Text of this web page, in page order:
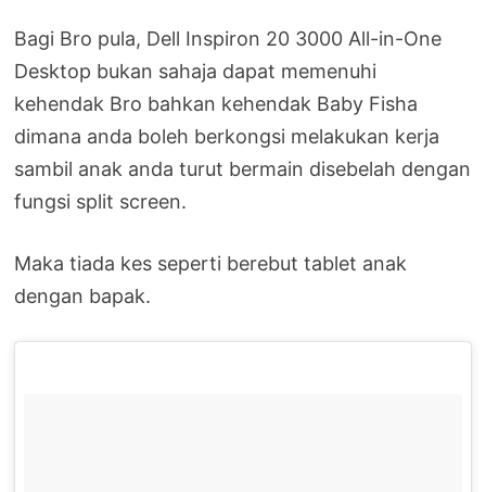
Bagi Bro pula, Dell Inspiron 20 3000 All-in-One
Desktop bukan sahaja dapat memenuhi
kehendak Bro bahkan kehendak Baby Fisha
dimana anda boleh berkongsi melakukan kerja
sambil anak anda turut bermain disebelah dengan
fungsi split screen.
Maka tiada kes seperti berebut tablet anak
dengan bapak.